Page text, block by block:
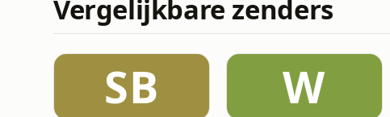
Vergelijkbare zenders
SB W